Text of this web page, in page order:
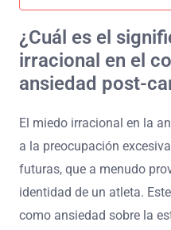
¿Cuál es el
irracional en el
ansiedad post-
El miedo irracional en la
a la preocupación
futuras, que a menudo
identidad de un atleta.
como ansiedad sobre la